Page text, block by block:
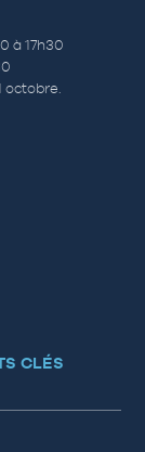
à 17h30
octobre.
CLÉS